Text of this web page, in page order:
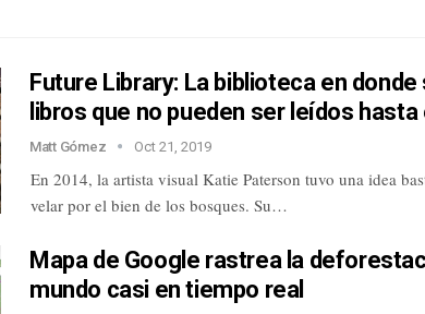
Future Library: La biblioteca en donde
libros que no pueden ser leídos hasta
Matt Gómez Oct 21, 2019
En 2014, la artista visual Katie Paterson tuvo una idea
velar por el bien de los bosques. Su…
Mapa de Google rastrea la
mundo casi en tiempo real